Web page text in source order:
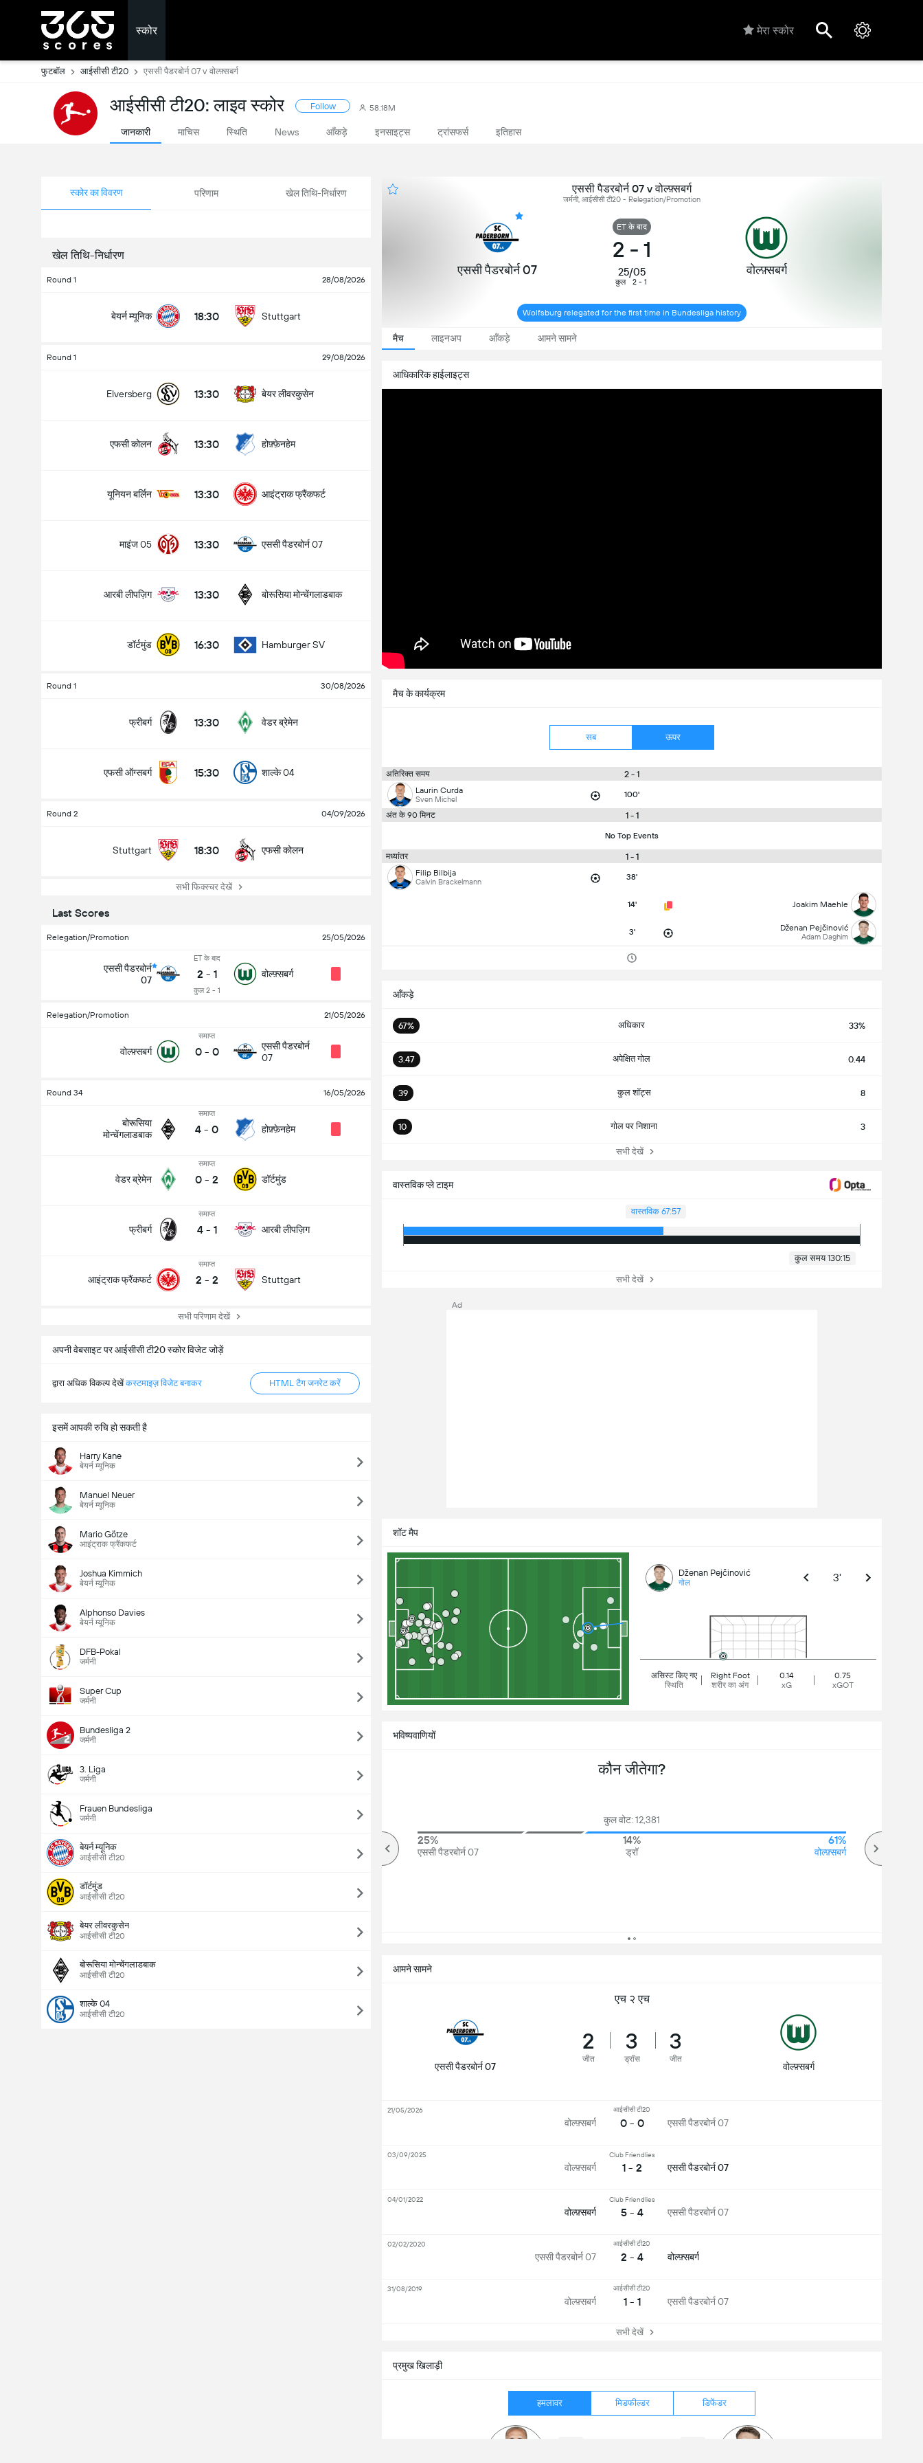
स्कोर मेरा स्कोर
फुटबॉल आईसीसी टी20 एससी पैडरबोर्न 07 v वोल्फ़्सबर्ग
आईसीसी टी20: लाइव स्कोर Follow 58.18M
जानकारी माचिस स्थिति News आँकड़े इनसाइट्स ट्रांसफर्स इतिहास
स्कोर का विवरण परिणाम खेल तिथि-निर्धारण
खेल तिथि-निर्धारण
Round 1 28/08/2026
बेयर्न म्यूनिक 18:30 Stuttgart
Round 1 29/08/2026
Elversberg 13:30 बेयर लीवरकुसेन
एफसी कोलन 13:30 होफ़्फ़ेनहेम
यूनियन बर्लिन 13:30 आइंट्राक फ्रैंकफर्ट
माइंज 05 13:30 एससी पैडरबोर्न 07
आरबी लीपज़िग 13:30 बोरूसिया मोन्चेंगलाडबाक
डॉर्टमुंड 16:30 Hamburger SV
Round 1 30/08/2026
फ्रीबर्ग 13:30 वेडर ब्रेमेन
एफसी ऑग्सबर्ग 15:30 शाल्के 04
Round 2 04/09/2026
Stuttgart 18:30 एफसी कोलन
सभी फिक्स्चर देखें
Last Scores
Relegation/Promotion 25/05/2026
एससी पैडरबोर्न
07
ET के बाद
2 - 1
कुल 2 - 1
वोल्फ़्सबर्ग
Relegation/Promotion 21/05/2026
वोल्फ़्सबर्ग
समाप्त
0 - 0
एससी पैडरबोर्न
07
Round 34 16/05/2026
बोरूसिया
मोन्चेंगलाडबाक
समाप्त
4 - 0 होफ़्फ़ेनहेम
वेडर ब्रेमेन
समाप्त
0 - 2 डॉर्टमुंड
फ्रीबर्ग
समाप्त
4 - 1 आरबी लीपज़िग
आइंट्राक फ्रैंकफर्ट
समाप्त
2 - 2 Stuttgart
सभी परिणाम देखें
अपनी वेबसाइट पर आईसीसी टी20 स्कोर विजेट जोड़ें
द्वारा अधिक विकल्प देखेंकस्टमाइज़ विजेट बनाकर HTML टैग जनरेट करें
इसमें आपकी रुचि हो सकती है
Harry Kane
बेयर्न म्यूनिक
Manuel Neuer
बेयर्न म्यूनिक
Mario Götze
आइंट्राक फ्रैंकफर्ट
Joshua Kimmich
बेयर्न म्यूनिक
Alphonso Davies
बेयर्न म्यूनिक
DFB-Pokal
जर्मनी
Super Cup
जर्मनी
Bundesliga 2
जर्मनी
3. Liga
जर्मनी
Frauen Bundesliga
जर्मनी
बेयर्न म्यूनिक
आईसीसी टी20
डॉर्टमुंड
आईसीसी टी20
बेयर लीवरकुसेन
आईसीसी टी20
बोरूसिया मोन्चेंगलाडबाक
आईसीसी टी20
शाल्के 04
आईसीसी टी20
एससी पैडरबोर्न 07 v वोल्फ़्सबर्ग
जर्मनी, आईसीसी टी20 - Relegation/Promotion
एससी पैडरबोर्न 07
ET के बाद
2 - 1
25/05
कुल 2 - 1
वोल्फ़्सबर्ग
Wolfsburg relegated for the first time in Bundesliga history
मैच लाइनअप आँकड़े आमने सामने
आधिकारिक हाईलाइट्स
मैच के कार्यक्रम
सब ऊपर
अतिरिक्त समय 2 - 1
Laurin Curda
Sven Michel 100'
अंत के 90 मिनट 1 - 1
No Top Events
मध्यांतर 1 - 1
Filip Bilbija
Calvin Brackelmann 38'
14' Joakim Maehle
3' Dženan Pejčinović
Adam Daghim
प्रमुख खिलाड़ी
हमलावर मिडफील्डर डिफेंडर
आँकड़े
67% अधिकार 33%
3.47 अपेक्षित गोल 0.44
39 कुल शॉट्स 8
10 गोल पर निशाना 3
सभी देखें
वास्तविक प्ले टाइम
वास्तविक 67:57
कुल समय 130:15
सभी देखें
शॉट मैप
Dženan Pejčinović
गोल 3'
असिस्ट किए गए
स्थिति
Right Foot
शरीर का अंग
0.14
xG
0.75
xGOT
भविष्यवाणियों
कौन जीतेगा?
कुल वोट: 12,381
25%
एससी पैडरबोर्न 07
14%
ड्रॉ
61%
वोल्फ़्सबर्ग
मैच में कुल गोल (2.5)
आमने सामने
एच २ एच
एससी पैडरबोर्न 07
2
जीत
3
ड्रॉस
3
जीत
वोल्फ़्सबर्ग
वोल्फ़्सबर्ग
आईसीसी टी20
0 - 0 एससी पैडरबोर्न 07
21/05/2026
वोल्फ़्सबर्ग
Club Friendlies
1 - 2 एससी पैडरबोर्न 07
03/09/2025
वोल्फ़्सबर्ग
Club Friendlies
5 - 4 एससी पैडरबोर्न 07
04/01/2022
एससी पैडरबोर्न 07
आईसीसी टी20
2 - 4 वोल्फ़्सबर्ग
02/02/2020
वोल्फ़्सबर्ग
आईसीसी टी20
1 - 1 एससी पैडरबोर्न 07
31/08/2019
सभी देखें
Ad